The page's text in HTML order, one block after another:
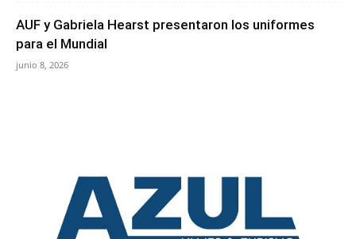
AUF y Gabriela Hearst presentaron los uniformes
para el Mundial
junio 8, 2026